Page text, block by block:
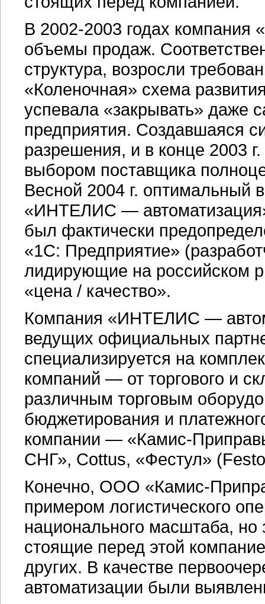
В 2002-2003 годах компания
объемы продаж.
структура, возросли
«Коленочная» схема
успевала «закрывать» даже
предприятия. Создавшаяся
разрешения, и в конце 2003
выбором поставщика
Весной 2004 г.
«ИНТЕЛИС —
был фактически
«1С: Предприятие»
лидирующие на российском
«цена / качество».
Компания «ИНТЕЛИС —
ведущих официальных
специализируется на
компаний — от торгового и
различным торговым
бюджетирования и
компании — «Камис-
СНГ», Cottus, «Фестул»
Конечно, ООО «Камис-
примером логистического
национального масштаба, но
стоящие перед этой
других. В качестве
автоматизации были